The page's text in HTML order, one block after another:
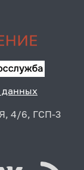
данных
4/6, ГСП-3